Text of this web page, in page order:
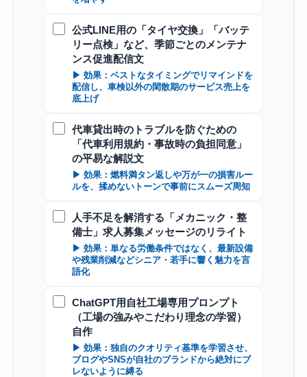
公式LINE用の「タイヤ交換」「バッテ
リー点検」など、季節ごとのメンテナ
ンス促進配信文
▶ 効果：ベストなタイミングでリマインドを
配信し、車検以外の閑散期のサービス売上を
底上げ
代車貸出時のトラブルを防ぐための
「代車利用規約・事故時の負担同意」
の平易な解説文
▶ 効果：燃料満タン返しや万が一の損害ルー
ルを、揉めないトーンで事前にスムーズ周知
人手不足を解消する「メカニック・整
備士」求人募集メッセージのリライト
▶ 効果：単なる労働条件ではなく、最新設備
や残業削減などシニア・若手に響く魅力を言
語化
ChatGPT用自社工場専用プロンプト
（工場の強みやこだわり理念の学習）
自作
▶ 効果：独自のクオリティ基準を学習させ、
ブログやSNSが自社のブランドから絶対にブ
レないように縛る